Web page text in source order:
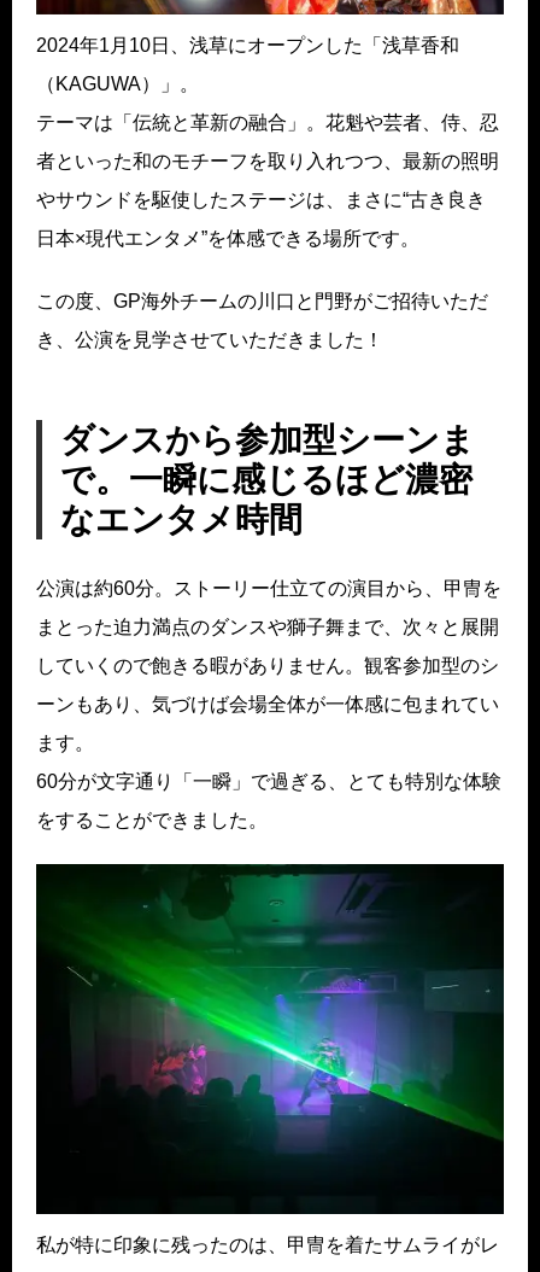
2024年1月10日、浅草にオープンした「浅草香和
（KAGUWA）」。
テーマは「伝統と革新の融合」。花魁や芸者、侍、忍
者といった和のモチーフを取り入れつつ、最新の照明
やサウンドを駆使したステージは、まさに“古き良き
日本×現代エンタメ”を体感できる場所です。
この度、GP海外チームの川口と門野がご招待いただ
き、公演を見学させていただきました！
ダンスから参加型シーンま
で。一瞬に感じるほど濃密
なエンタメ時間
公演は約60分。ストーリー仕立ての演目から、甲冑を
まとった迫力満点のダンスや獅子舞まで、次々と展開
していくので飽きる暇がありません。観客参加型のシ
ーンもあり、気づけば会場全体が一体感に包まれてい
ます。
60分が文字通り「一瞬」で過ぎる、とても特別な体験
をすることができました。
私が特に印象に残ったのは、甲冑を着たサムライがレ